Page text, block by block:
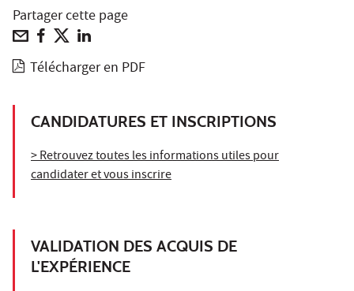
Partager cette page
Télécharger en PDF
CANDIDATURES ET INSCRIPTIONS
> Retrouvez toutes les informations utiles pour
candidater et vous inscrire
VALIDATION DES ACQUIS DE
L'EXPÉRIENCE